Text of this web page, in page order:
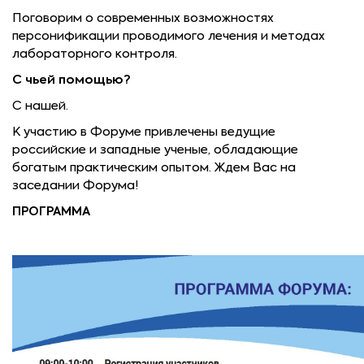
Поговорим о современных возможностях
персонификации проводимого лечения и методах
лабораторного контро­ля.
С чьей помощью?
С нашей.
К участию в Форуме привлечены ведущие
российские и западные ученые, обладающие
богатым практическим опытом. Ждем Вас на
заседании Форума!
ПРОГРАММА